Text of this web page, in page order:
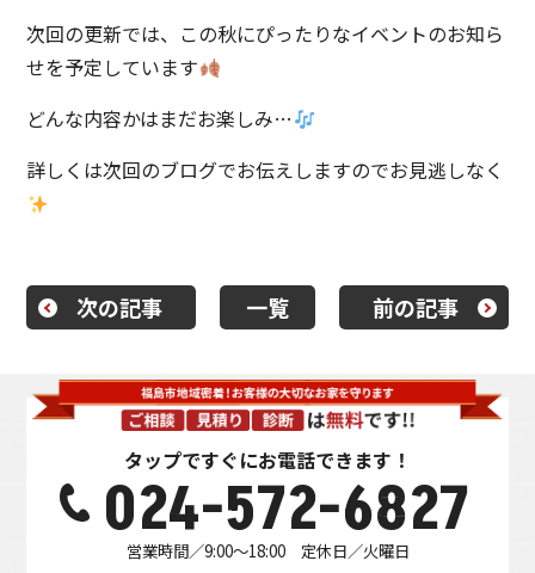
次回の更新では、この秋にぴったりなイベントのお知ら
せを予定しています
どんな内容かはまだお楽しみ…
詳しくは次回のブログでお伝えしますのでお見逃しなく
次の記事 一覧 前の記事
タップですぐにお電話できます！
024-572-6827
営業時間／9:00～18:00 定休日／火曜日